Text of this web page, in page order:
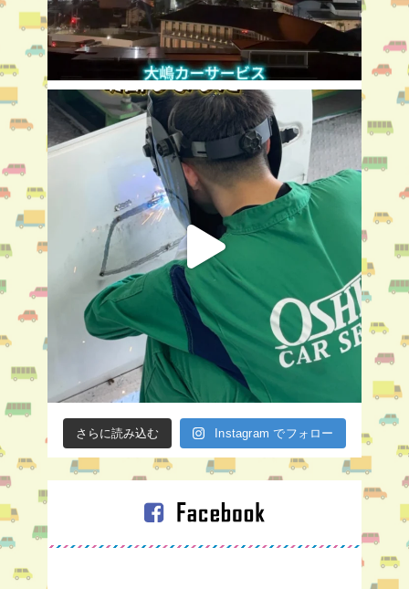
さらに読み込む Instagram でフォロー